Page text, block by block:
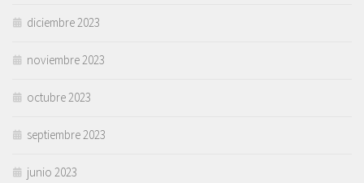
diciembre 2023
noviembre 2023
octubre 2023
septiembre 2023
junio 2023